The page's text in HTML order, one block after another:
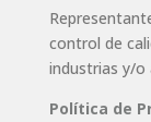
control de
industrias y/o
Política de